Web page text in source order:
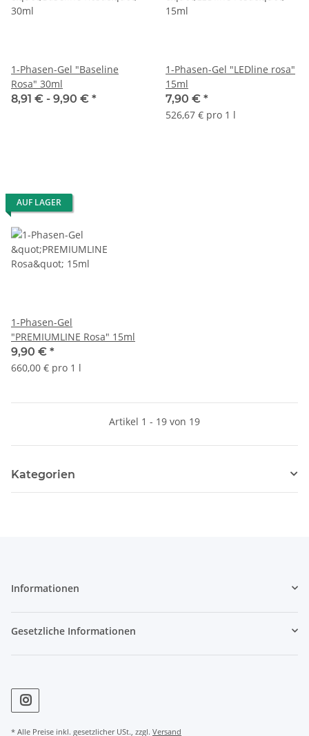
1-Phasen-Gel "Baseline
Rosa" 30ml
8,91 € - 9,90 € *
1-Phasen-Gel "LEDline rosa"
15ml
7,90 € *
526,67 € pro 1 l
AUF LAGER
1-Phasen-Gel
"PREMIUMLINE Rosa" 15ml
9,90 € *
660,00 € pro 1 l
Artikel 1 - 19 von 19
Kategorien
Informationen
Gesetzliche Informationen
* Alle Preise inkl. gesetzlicher USt., zzgl. Versand